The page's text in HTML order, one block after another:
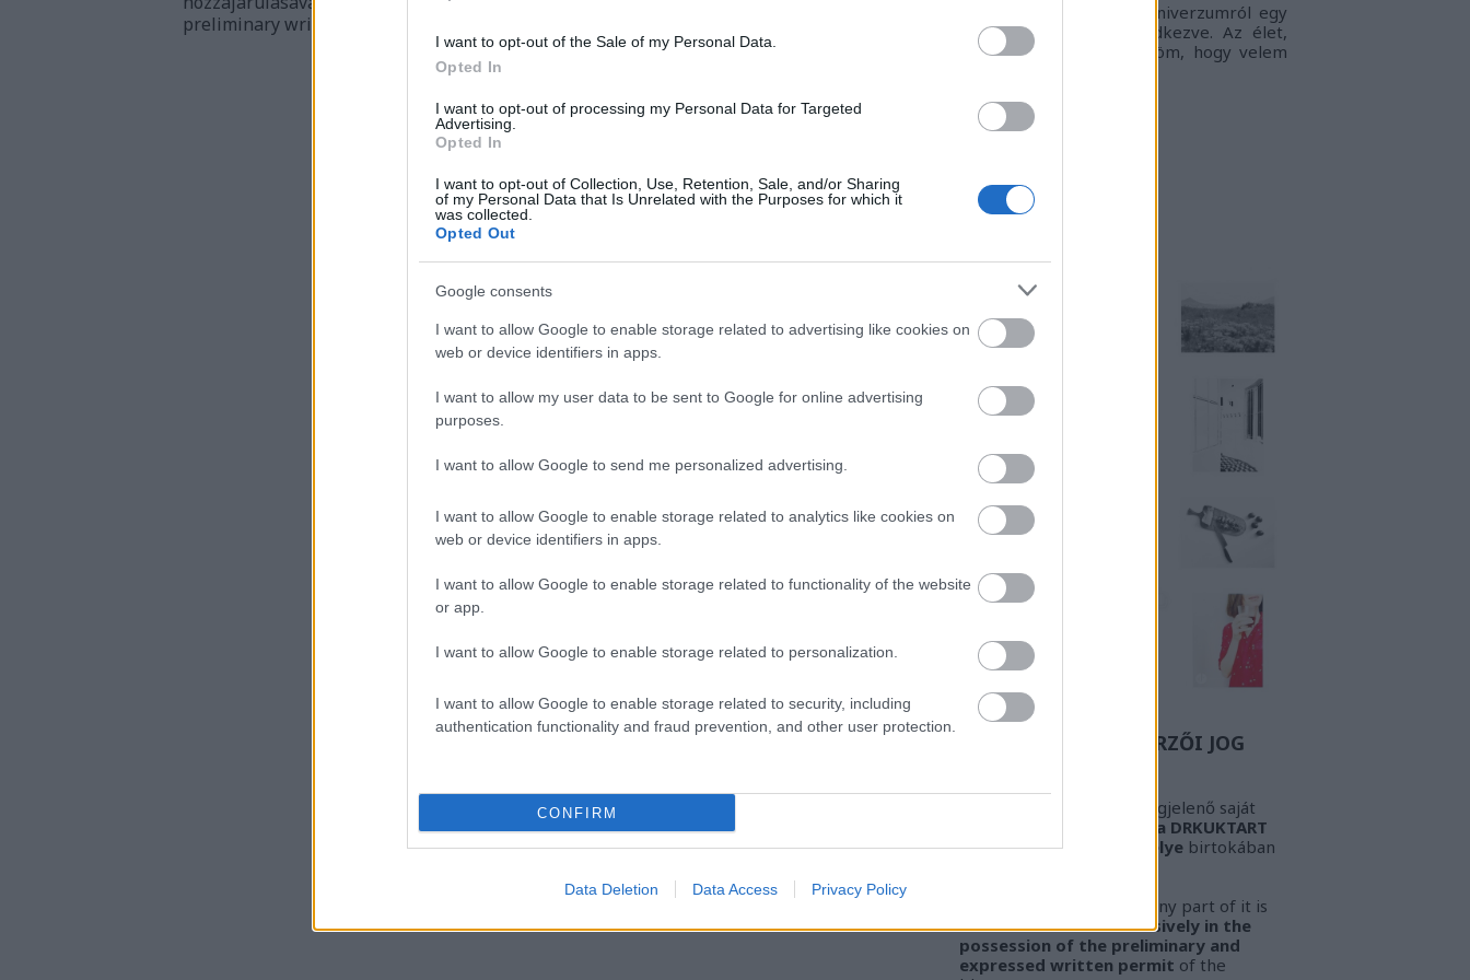
I want to opt-out of the Sale of my Personal Data.
Opted In
I want to opt-out of processing my Personal Data for Targeted
Advertising.
Opted In
I want to opt-out of Collection, Use, Retention, Sale, and/or Sharing
of my Personal Data that Is Unrelated with the Purposes for which it
was collected.
Opted Out
Google consents
I want to allow Google to enable storage related to advertising like cookies on
web or device identifiers in apps.
I want to allow my user data to be sent to Google for online advertising
purposes.
I want to allow Google to send me personalized advertising.
I want to allow Google to enable storage related to analytics like cookies on
web or device identifiers in apps.
I want to allow Google to enable storage related to functionality of the website
or app.
I want to allow Google to enable storage related to personalization.
I want to allow Google to enable storage related to security, including
authentication functionality and fraud prevention, and other user protection.
CONFIRM
Data Deletion Data Access Privacy Policy
preliminary written permission.
nagyvilágban, a táguló univerzumról egy
pillanatra sem megfeledkezve. Az élet,
ahogy én látom.
Köszönöm, hogy velem
DRKUKTA
AZ A BIZONYOS SZERZŐI JOG
FIGYELEM! Az oldalon megjelenő saját
kizárólag a DRKUKTART
előzetes írásbeli engedélye birtokában
This work or any part of it is
allowed to be usedexclusively in the
possession of the preliminary and
expressed written permit of the